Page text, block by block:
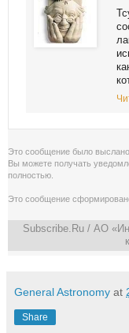
Это сообщение было
Вы можете получать
полностью
Это сообщение
Subscribe.Ru / АО
General Astronomy at
Share